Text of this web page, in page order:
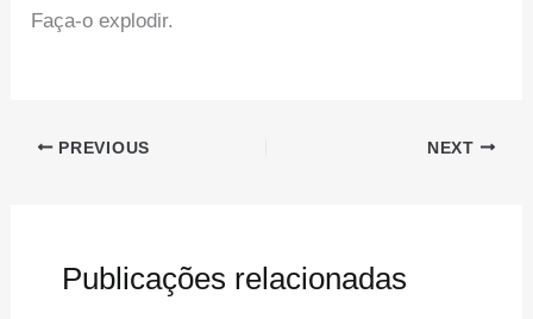
Faça-o explodir.
PREVIOUS NEXT
Publicações relacionadas